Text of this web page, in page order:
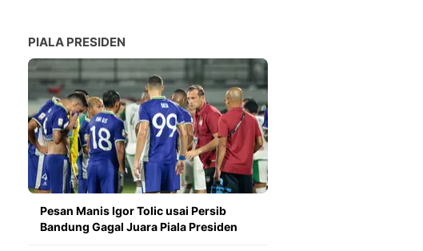
PIALA PRESIDEN
Pesan Manis Igor Tolic usai Persib
Bandung Gagal Juara Piala Presiden